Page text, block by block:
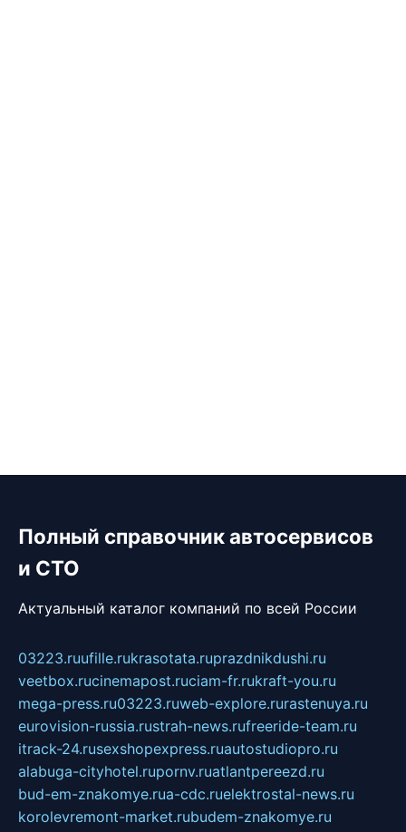
Полный справочник автосервисов
и СТО
Актуальный каталог компаний по всей России
03223.ruufille.rukrasotata.ruprazdnikdushi.ru
veetbox.rucinemapost.ruciam-fr.rukraft-you.ru
mega-press.ru03223.ruweb-explore.rurastenuya.ru
eurovision-russia.rustrah-news.rufreeride-team.ru
itrack-24.rusexshopexpress.ruautostudiopro.ru
alabuga-cityhotel.rupornv.ruatlantpereezd.ru
bud-em-znakomye.rua-cdc.ruelektrostal-news.ru
korolevremont-market.rubudem-znakomye.ru